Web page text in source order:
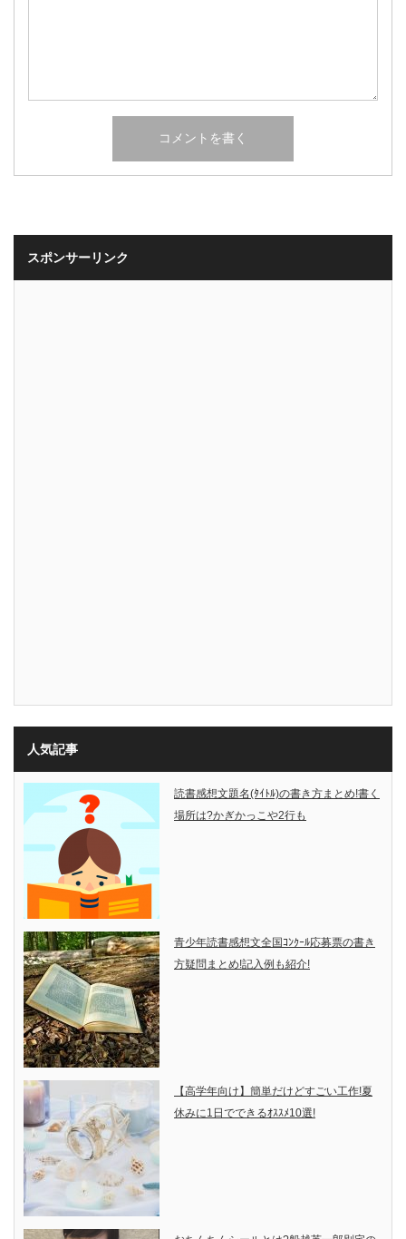
スポンサーリンク
人気記事
読書感想文題名(ﾀｲﾄﾙ)の書き方まとめ!書く
場所は?かぎかっこや2行も
青少年読書感想文全国ｺﾝｸｰﾙ応募票の書き
方疑問まとめ!記入例も紹介!
【高学年向け】簡単だけどすごい工作!夏
休みに1日でできるｵｽｽﾒ10選!